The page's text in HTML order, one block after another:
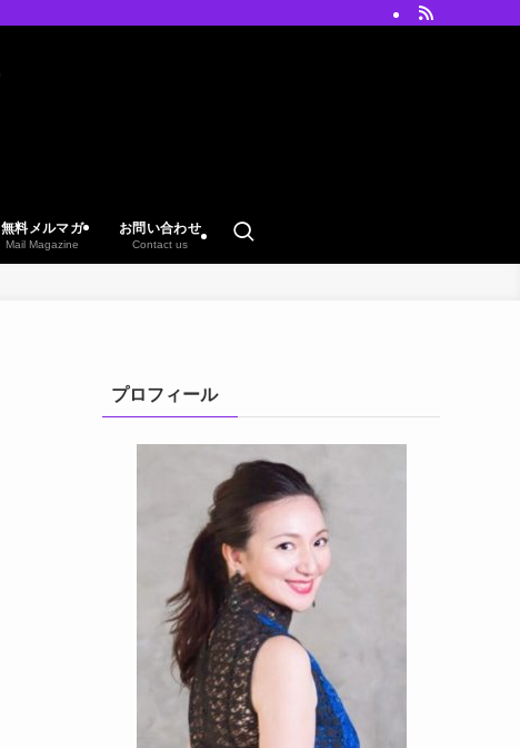
無料メルマガ
Mail Magazine
お問い合わせ
Contact us
プロフィール